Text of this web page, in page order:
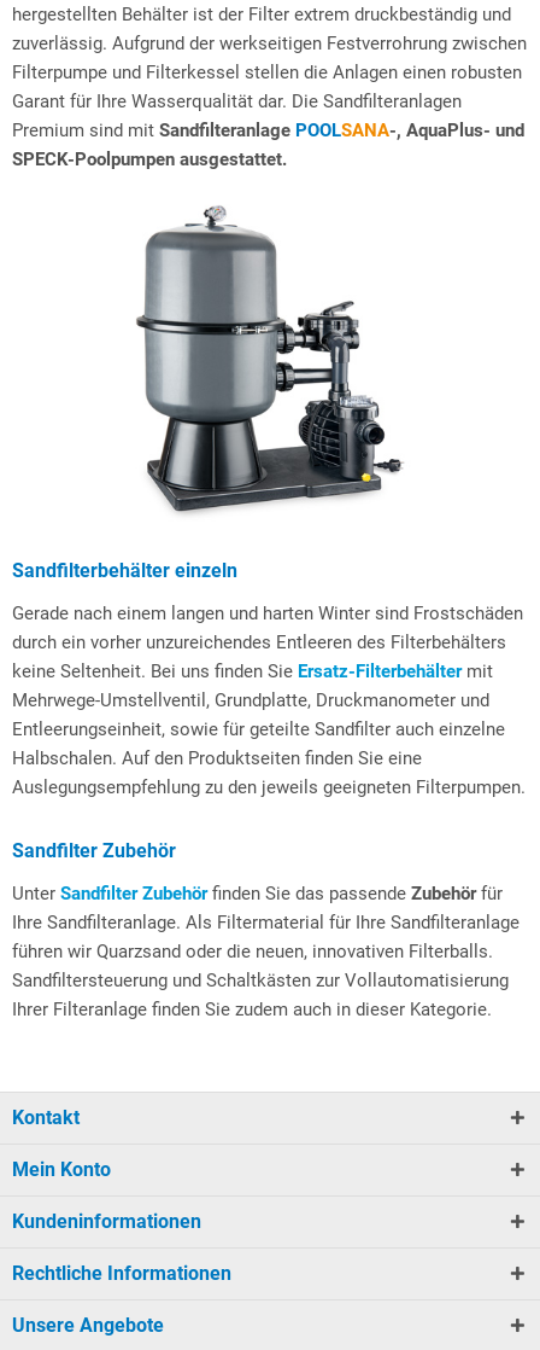
hergestellten Behälter ist der Filter extrem druckbeständig und
zuverlässig. Aufgrund der werkseitigen Festverrohrung zwischen
Filterpumpe und Filterkessel stellen die Anlagen einen robusten
Garant für Ihre Wasserqualität dar. Die Sandfilteranlagen
Premium sind mit Sandfilteranlage POOLSANA-, AquaPlus- und
SPECK-Poolpumpen ausgestattet.
Sandfilterbehälter einzeln
Gerade nach einem langen und harten Winter sind Frostschäden
durch ein vorher unzureichendes Entleeren des Filterbehälters
keine Seltenheit. Bei uns finden Sie Ersatz-Filterbehältermit
Mehrwege-Umstellventil, Grundplatte, Druckmanometer und
Entleerungseinheit, sowie für geteilte Sandfilter auch einzelne
Halbschalen. Auf den Produktseiten finden Sie eine
Auslegungsempfehlung zu den jeweils geeigneten Filterpumpen.
Sandfilter Zubehör
Unter Sandfilter Zubehörfinden Sie das passende Zubehörfür
Ihre Sandfilteranlage. Als Filtermaterial für Ihre Sandfilteranlage
führen wir Quarzsand oder die neuen, innovativen Filterballs.
Sandfiltersteuerung und Schaltkästen zur Vollautomatisierung
Ihrer Filteranlage finden Sie zudem auch in dieser Kategorie.
Kontakt
Mein Konto
Kundeninformationen
Rechtliche Informationen
Unsere Angebote